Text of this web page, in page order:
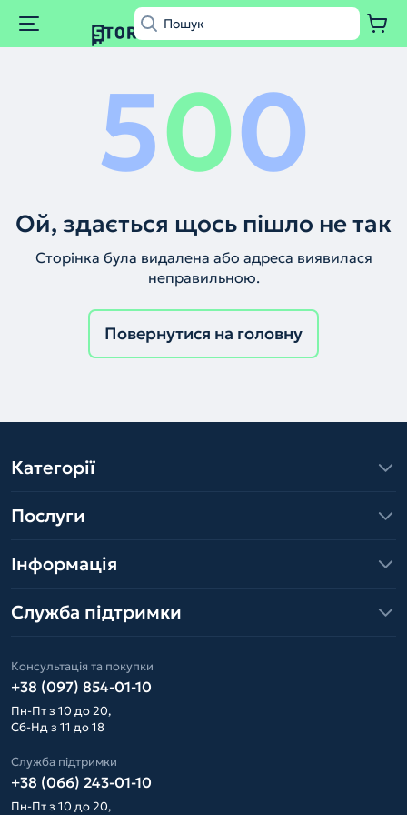
500
Ой, здається щось пішло не так
Сторінка була видалена або адреса виявилася
неправильною.
Повернутися на головну
Категорії
Послуги
Інформація
Служба підтримки
Консультація та покупки
+38 (097) 854-01-10
Пн-Пт з 10 до 20,
Сб-Нд з 11 до 18
Служба підтримки
+38 (066) 243-01-10
Пн-Пт з 10 до 20,